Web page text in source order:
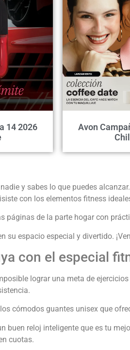
14 2026
Avon
y sabes lo que puedes alcanzar.
con los elementos fitness
páginas de la parte hogar con
su espacio especial y divertido.
con el especial
lograr una meta de
cómodos guantes unisex que
buen reloj inteligente que es tu
cuotas.